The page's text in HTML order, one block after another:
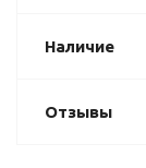
Наличие
Отзывы